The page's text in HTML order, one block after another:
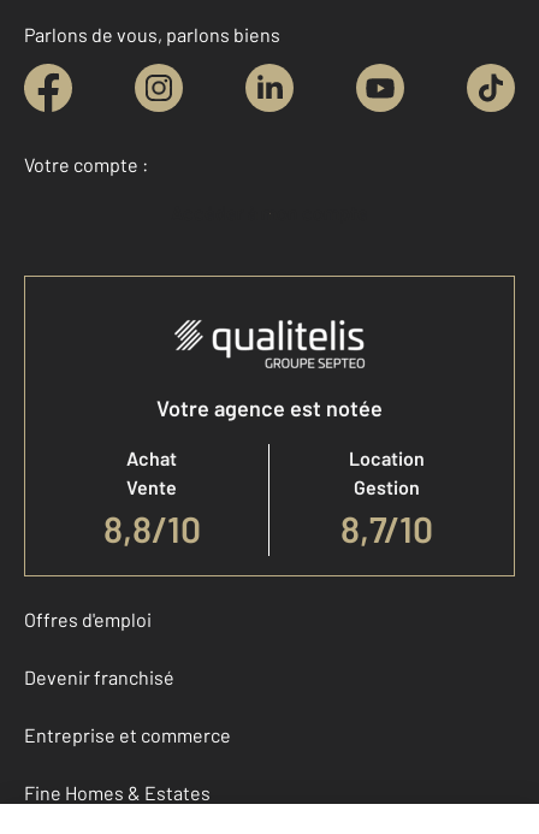
Parlons de vous, parlons biens
Votre compte :
Accéder à mon compte
Votre agence est notée
Achat
Vente
8,8/10
Location
Gestion
8,7/10
Offres d'emploi
Devenir franchisé
Entreprise et commerce
Fine Homes & Estates